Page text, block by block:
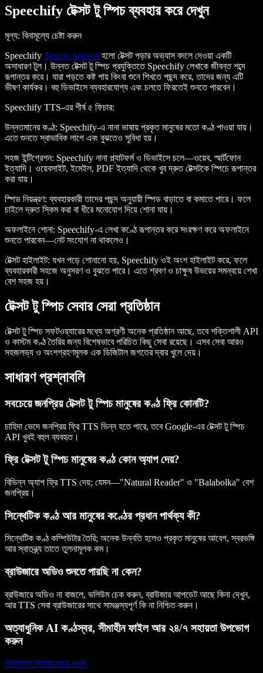
Speechify টেক্সট টু স্পিচ ব্যবহার করে দেখুন
মূল্য: বিনামূল্যে চেষ্টা করুন
Speechify Text to Speech হলো টেক্সট পড়ার অভ্যাস বদলে দেওয়া একটি
অসাধারণ টুল। উন্নত টেক্সট টু স্পিচ প্রযুক্তিতে Speechify লেখাকে জীবন্ত শব্দে
রূপান্তর করে। যারা পড়তে কষ্ট পায় কিংবা শুনে শিখতে পছন্দ করে, তাদের জন্য এটি
ভীষণ কার্যকর। বহু ডিভাইসে ব্যবহারযোগ্য এবং চলতে ফিরতেই শুনতে পারবেন।
Speechify TTS-এর শীর্ষ ৫ ফিচার:
উন্নতমানের কণ্ঠ: Speechify-এ নানা ভাষায় প্রকৃত মানুষের মতো কণ্ঠ পাওয়া যায়।
এতে শুনতে স্বাভাবিক লাগে এবং বুঝতেও সুবিধা হয়।
সহজ ইন্টিগ্রেশন: Speechify নানা প্ল্যাটফর্ম ও ডিভাইসে চলে—ওয়েব, স্মার্টফোন
ইত্যাদি। ওয়েবসাইট, ইমেইল, PDF ইত্যাদি থেকে খুব দ্রুত টেক্সটকে স্পিচে রূপান্তর
করা যায়।
স্পিড নিয়ন্ত্রণ: ব্যবহারকারী তাদের পছন্দ অনুযায়ী স্পিড বাড়াতে বা কমাতে পারে। ফলে
চাইলে দ্রুত স্কিম করা বা ধীরে মনোযোগ দিয়ে শোনা যায়।
অফলাইনে শোনা: Speechify-এ লেখা কণ্ঠে রূপান্তর করে সংরক্ষণ করে অফলাইনে
শুনতে পারবেন—নেট সংযোগ না থাকলেও।
টেক্সট হাইলাইট: যখন পড়ে শোনানো হয়, Speechify ওই অংশ হাইলাইট করে, ফলে
ব্যবহারকারী সহজে অনুসরণ ও বুঝতে পারে। এতে শ্রবণ ও চাক্ষুষ উভয়ের সমন্বয়ে শেখা
বেশ সহজ হয়।
টেক্সট টু স্পিচ সেবার সেরা প্রতিষ্ঠান
টেক্সট টু স্পিচ সফটওয়্যারের মধ্যে অগ্রণী অনেক প্রতিষ্ঠান আছে, তবে শক্তিশালী API
ও কাস্টম কণ্ঠ তৈরির জন্য বিশেষভাবে পরিচিত কিছু সেবা রয়েছে। এসব সেবা আরও
সহজলভ্য ও অংশগ্রহণমূলক এক ডিজিটাল জগতের দ্বার খুলে দেয়।
সাধারণ প্রশ্নাবলি
সবচেয়ে জনপ্রিয় টেক্সট টু স্পিচ মানুষের কণ্ঠ ফ্রি কোনটি?
চাহিদা ভেদে জনপ্রিয় ফ্রি TTS ভিন্ন হতে পারে, তবে Google-এর টেক্সট টু স্পিচ
API খুবই বহুল ব্যবহৃত।
ফ্রি টেক্সট টু স্পিচ মানুষের কণ্ঠ কোন অ্যাপ দেয়?
বিভিন্ন অ্যাপ ফ্রি TTS দেয়; যেমন—"Natural Reader" ও "Balabolka" বেশ
জনপ্রিয়।
সিন্থেটিক কণ্ঠ আর মানুষের কণ্ঠের প্রধান পার্থক্য কী?
সিন্থেটিক কণ্ঠ কম্পিউটার তৈরি; অনেক উন্নতি হলেও প্রকৃত মানুষের আবেগ, স্বরভঙ্গি
আর স্বাতন্ত্র্য তাতে তুলনামূলক কম।
ব্রাউজারে অডিও শুনতে পারছি না কেন?
ব্রাউজারে অডিও না বাজলে, ভলিউম চেক করুন, ব্রাউজার আপডেট আছে কিনা দেখুন,
আর TTS সেবা ব্রাউজারের সাথে সামঞ্জস্যপূর্ণ কি না নিশ্চিত করুন।
অত্যাধুনিক AI কণ্ঠস্বর, সীমাহীন ফাইল আর ২৪/৭ সহায়তা উপভোগ
করুন
বিনামূল্যে ব্যবহার করে দেখুন